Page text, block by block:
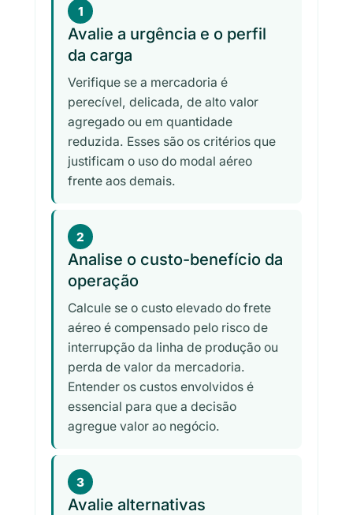
1
Avalie a urgência e o perfil
da carga
Verifique se a mercadoria é
perecível, delicada, de alto valor
agregado ou em quantidade
reduzida. Esses são os critérios que
justificam o uso do modal aéreo
frente aos demais.
2
Analise o custo-benefício da
operação
Calcule se o custo elevado do frete
aéreo é compensado pelo risco de
interrupção da linha de produção ou
perda de valor da mercadoria.
Entender os custos envolvidos é
essencial para que a decisão
agregue valor ao negócio.
3
Avalie alternativas